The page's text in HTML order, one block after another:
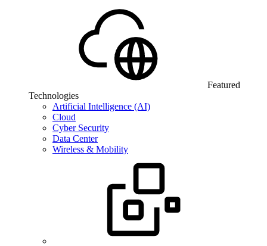
Featured
Technologies
Artificial Intelligence (AI)
Cloud
Cyber Security
Data Center
Wireless & Mobility